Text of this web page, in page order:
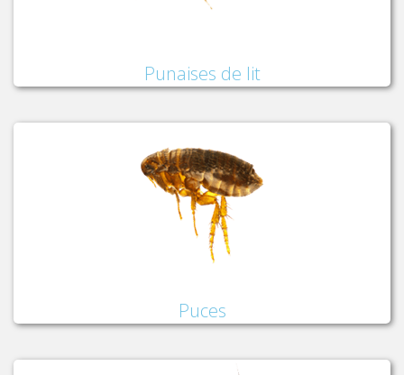
Punaises de lit
Puces